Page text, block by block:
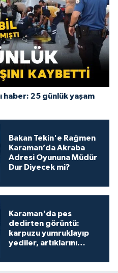
haber: 25 günlük yaşam
Bakan Tekin'e Rağmen
Karaman’da Akraba
Adresi Oyununa Müdür
Dur Diyecek mi?
Karaman'da pes
dedirten görüntü:
karpuzu yumruklayıp
yediler, artıklarını